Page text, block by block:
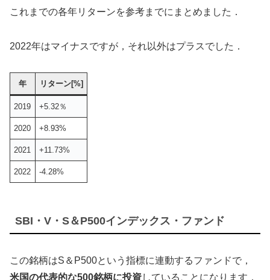
これまでの各年リターンを参考までにまとめました．
2022年はマイナスですが，それ以外はプラスでした．
年 リターン[%]
2019 +5.32％
2020 +8.93%
2021 +11.73%
2022 -4.28%
SBI・V・S＆P500インデックス・ファンド
この銘柄はS＆P500という指標に連動するファンドで，
米国の代表的な500銘柄に投資していることになります．